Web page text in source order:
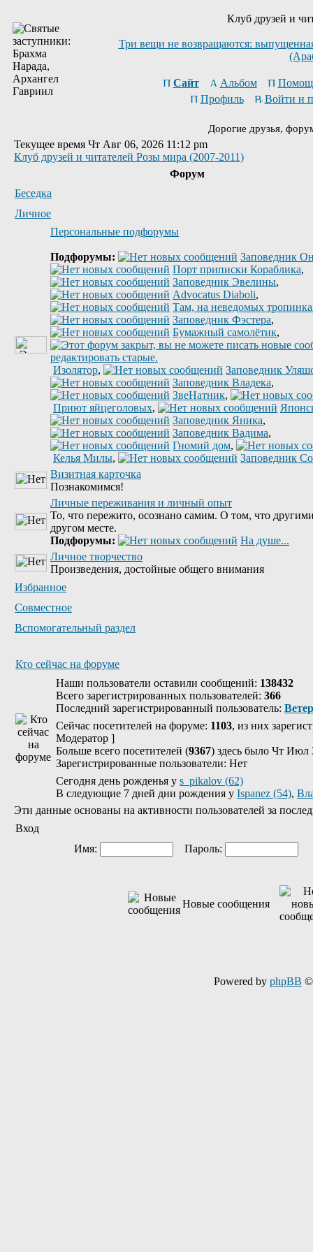
Клуб друзей и
Три вещи не возвращаются:
Сайт Альбом
Профиль
Войти и
Дорогие друзья,
Текущее время Чт Авг 06, 2026 11:12 pm
Клуб друзей и читателей Розы мира (2007-2011)
Форум
Беседка
Личное
Персональные подфорумы
Подфорумы:
Заповедник
Порт приписки Кораблика,
Заповедник Эвелины,
Advocatus Diaboli,
Там, на неведомых
Заповедник Фэстера,
Бумажный самолётик,
Изолятор,
Заповедник
Заповедник Владека,
ЗвеНатник,
Приют яйцеголовых,
Заповедник Яника,
Заповедник Вадима,
Гномий дом,
Келья Милы,
Заповедник
Визитная карточка
Познакомимся!
Личные переживания и личный опыт
То, что пережито, осознано самим. О том, что
другом месте.
Подфорумы:
На душе...
Личное творчество
Произведения, достойные общего внимания
Избранное
Совместное
Вспомогательный раздел
Кто сейчас на форуме
Наши пользователи оставили сообщений: 138432
Всего зарегистрированных пользователей: 366
Последний зарегистрированный пользователь: Ветер
Сейчас посетителей на форуме: 1103, из них
Модератор ]
Больше всего посетителей (9367) здесь было Чт Июл
Зарегистрированные пользователи: Нет
Сегодня день рожденья у s_pikalov (62)
В следующие 7 дней дни рождения у Ispanez (54),
Эти данные основаны на активности пользователей за
Вход
Имя:
Пароль:
Новые сообщения
Powered by phpBB ©